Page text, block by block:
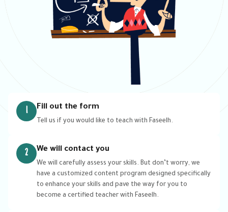
1 Fill out the form
Tell us if you would like to teach with Faseelh.
2 We will contact you
We will carefully assess your skills. But don’t worry, we
have a customized content program designed specifically
to enhance your skills and pave the way for you to
become a certified teacher with Faseelh.